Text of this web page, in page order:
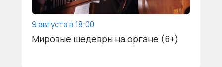
Мировые шедевры на органе (6+)
9 августа в 18:00